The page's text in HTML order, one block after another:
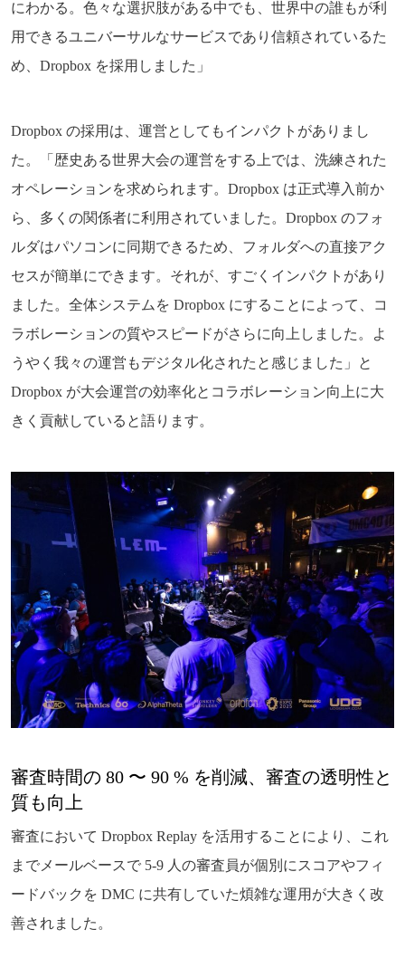
にわかる。色々な選択肢がある中でも、世界中の誰もが利
用できるユニバーサルなサービスであり信頼されているた
め、Dropbox を採用しました」
Dropbox の採用は、運営としてもインパクトがありまし
た。「歴史ある世界大会の運営をする上では、洗練された
オペレーションを求められます。Dropbox は正式導入前か
ら、多くの関係者に利用されていました。Dropbox のフォ
ルダはパソコンに同期できるため、フォルダへの直接アク
セスが簡単にできます。それが、すごくインパクトがあり
ました。全体システムを Dropbox にすることによって、コ
ラボレーションの質やスピードがさらに向上しました。よ
うやく我々の運営もデジタル化されたと感じました」と
Dropbox が大会運営の効率化とコラボレーション向上に大
きく貢献していると語ります。
審査時間の 80 〜 90 % を削減、審査の透明性と
質も向上
審査において Dropbox Replay を活用することにより、これ
までメールベースで 5-9 人の審査員が個別にスコアやフィ
ードバックを DMC に共有していた煩雑な運用が大きく改
善されました。